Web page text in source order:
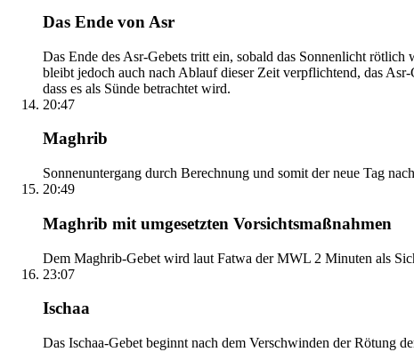
Das Ende von Asr
Das Ende des Asr-Gebets tritt ein, sobald das Sonnenlicht
bleibt jedoch auch nach Ablauf dieser Zeit verpflichtend, das
dass es als Sünde betrachtet wird.
20:47
Maghrib
Sonnenuntergang durch Berechnung und somit der neue Tag
20:49
Maghrib mit umgesetzten Vorsichtsmaßnahmen
Dem Maghrib-Gebet wird laut Fatwa der MWL 2 Minuten als
23:07
Ischaa
Das Ischaa-Gebet beginnt nach dem Verschwinden der Rötung